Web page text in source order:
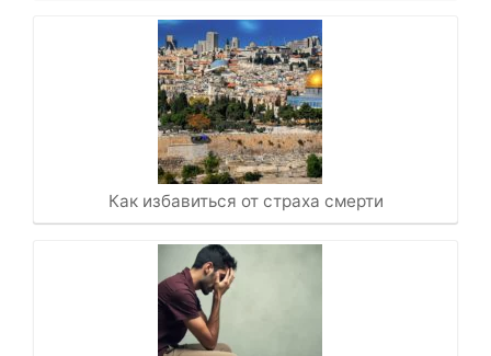
Как избавиться от страха смерти